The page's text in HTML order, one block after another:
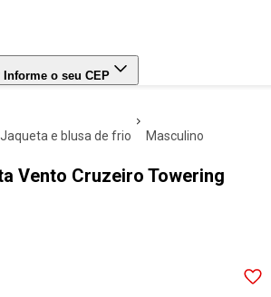
Informe o seu CEP
jaqueta e blusa de frio masculino
Vento Cruzeiro Towering